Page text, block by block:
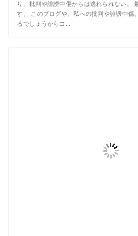
り、批判や誹謗中傷からは逃れられない。
す。 このブログや、私への批判や誹謗中傷
るでしょうからコ...